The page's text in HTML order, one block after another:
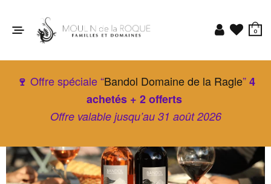
0
🍷 Offre spéciale “Bandol Domaine de la Ragle”4
achetés + 2 offerts
Offre valable jusqu’au 31 août 2026